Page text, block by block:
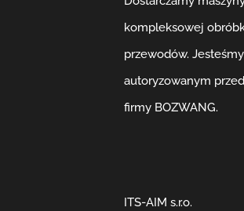
kompleksowej
przewodów. Jesteśmy
autoryzowanym
firmy BOZWANG.
ITS-AIM s.r.o.